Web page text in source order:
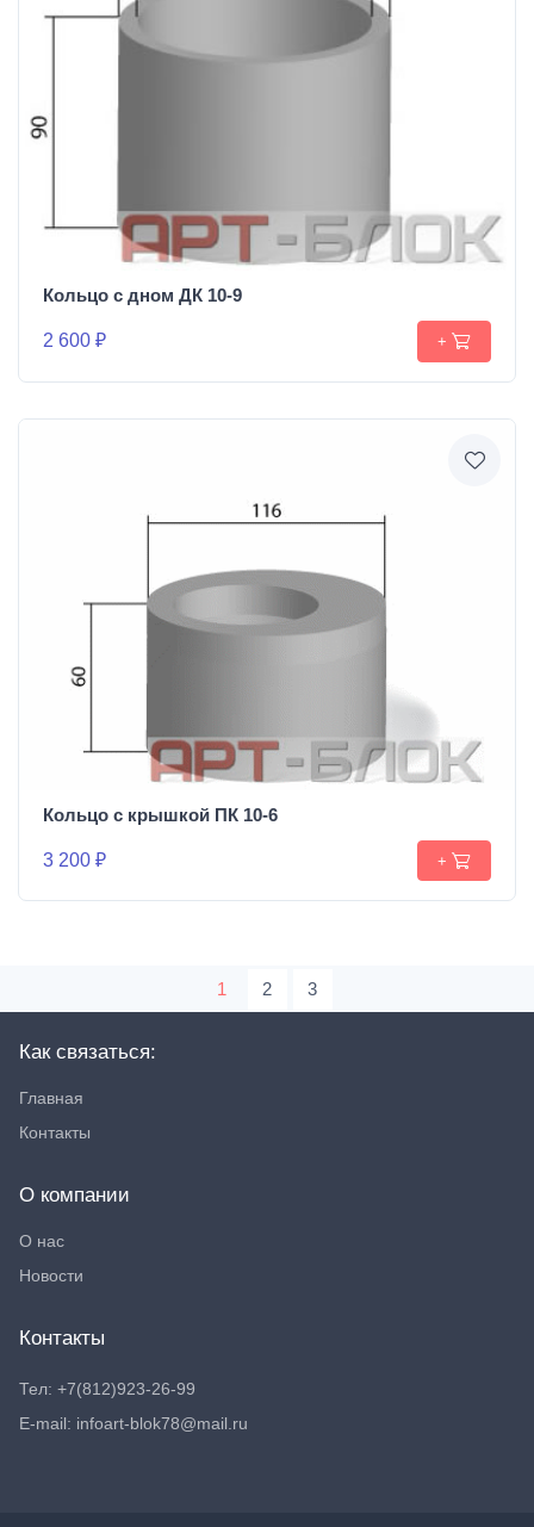
Кольцо с дном ДК 10-9
2 600 ₽ +
Кольцо с крышкой ПК 10-6
3 200 ₽ +
1 2 3
Как связаться:
Главная
Контакты
О компании
О нас
Новости
Контакты
Тел: +7(812)923-26-99
E-mail: infoart-blok78@mail.ru